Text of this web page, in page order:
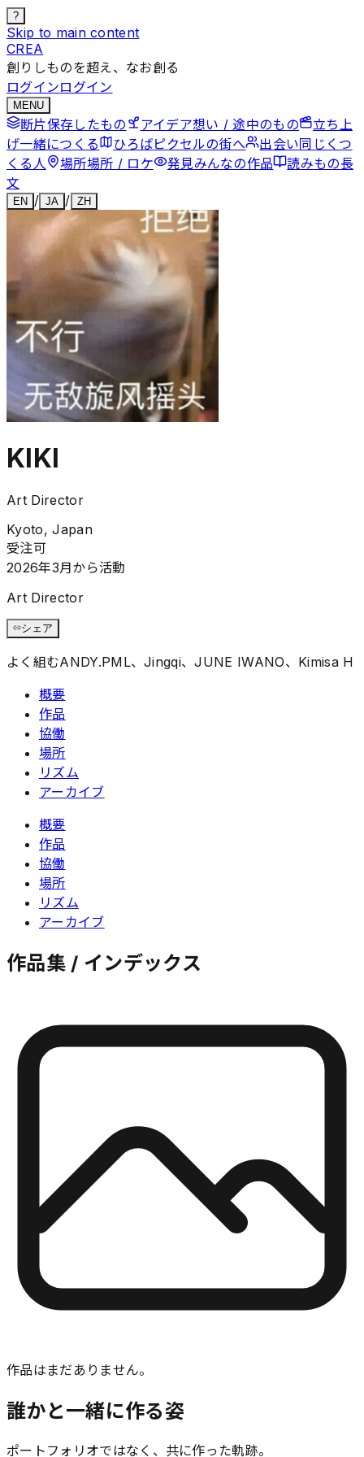
?
Skip to main content
CREA
創りしものを超え、なお創る
ログインログイン
MENU
断片保存したもの アイデア想い / 途中のもの
立ち上
げ一緒につくる ひろばピクセルの街へ 出会い同じくつ
くる人
場所場所 / ロケ 発見みんなの作品 読みもの長
文
EN / JA / ZH
KIKI
Art Director
Kyoto, Japan
受注可
2026年3月から活動
Art Director
シェア
よく組むANDY.PML、Jingqi、JUNE IWANO、Kimisa H
概要
作品
協働
場所
リズム
アーカイブ
概要
作品
協働
場所
リズム
アーカイブ
作品集 / インデックス
作品はまだありません。
誰かと一緒に作る姿
ポートフォリオではなく、共に作った軌跡。